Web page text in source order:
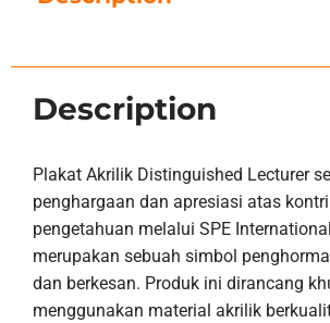
Description
Plakat Akrilik Distinguished Lecturer
penghargaan dan apresiasi atas
pengetahuan melalui SPE
merupakan sebuah simbol
dan berkesan. Produk ini dirancang
menggunakan material akrilik